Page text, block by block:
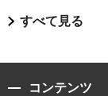
すべて見る
コンテンツ